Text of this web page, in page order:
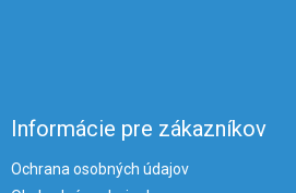
Informácie pre zákazníkov
Ochrana osobných údajov